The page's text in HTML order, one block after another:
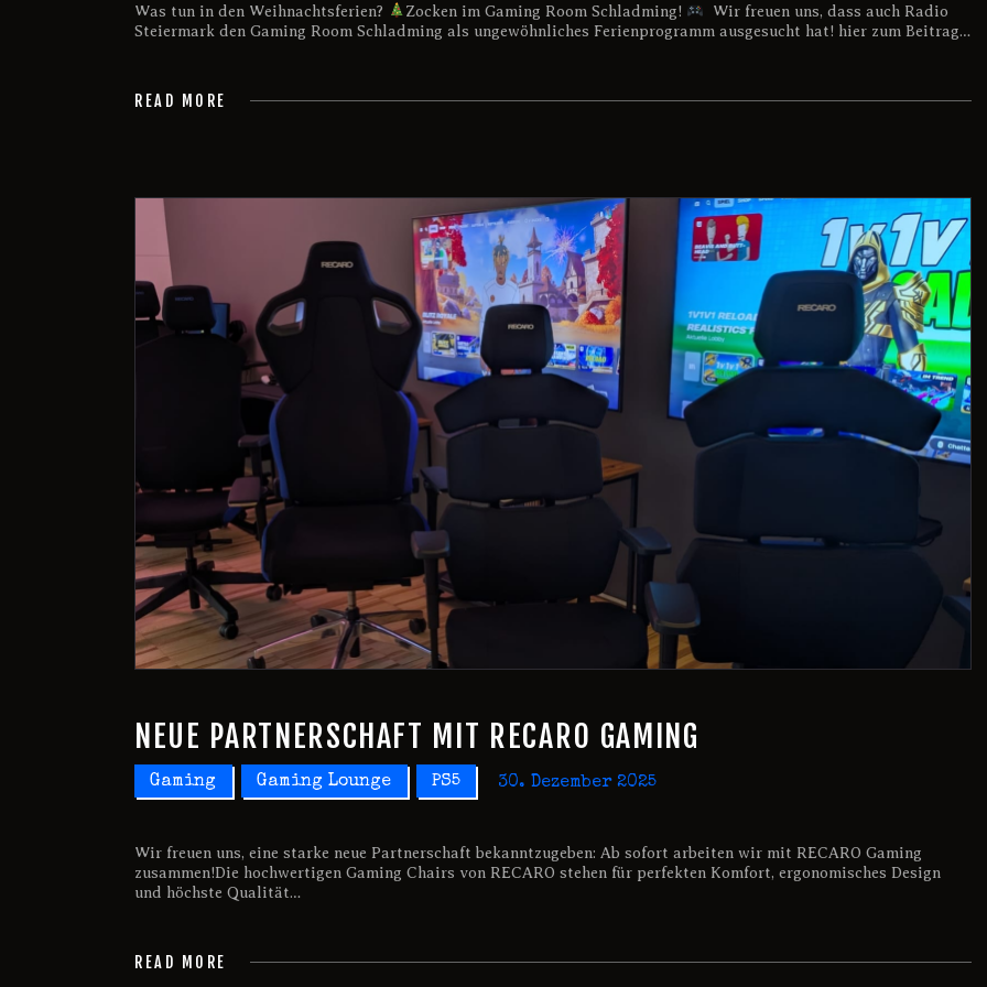
Was tun in den Weihnachtsferien? Zocken im Gaming Room Schladming!
Wir freuen uns, dass auch Radio
Steiermark den Gaming Room Schladming als ungewöhnliches Ferienprogramm ausgesucht hat! hier zum Beitrag…
READ MORE
NEUE PARTNERSCHAFT MIT RECARO GAMING
Gaming Gaming Lounge PS5 30. Dezember 2025
Wir freuen uns, eine starke neue Partnerschaft bekanntzugeben: Ab sofort arbeiten wir mit RECARO Gaming
zusammen!Die hochwertigen Gaming Chairs von RECARO stehen für perfekten Komfort, ergonomisches Design
und höchste Qualität…
READ MORE